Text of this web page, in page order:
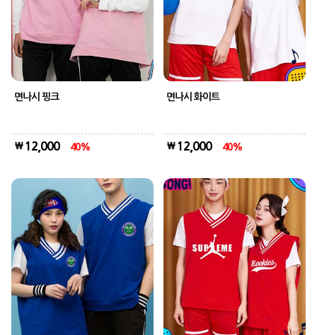
면나시 핑크
12,000 40
면나시 화이트
12,000 40